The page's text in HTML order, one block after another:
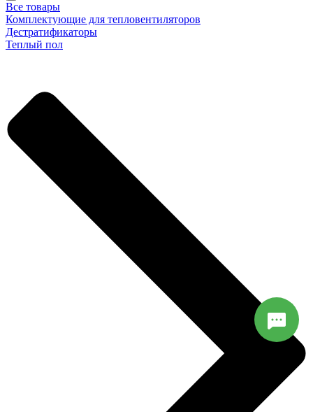
Все товары
Комплектующие для тепловентиляторов
Дестратификаторы
Теплый пол